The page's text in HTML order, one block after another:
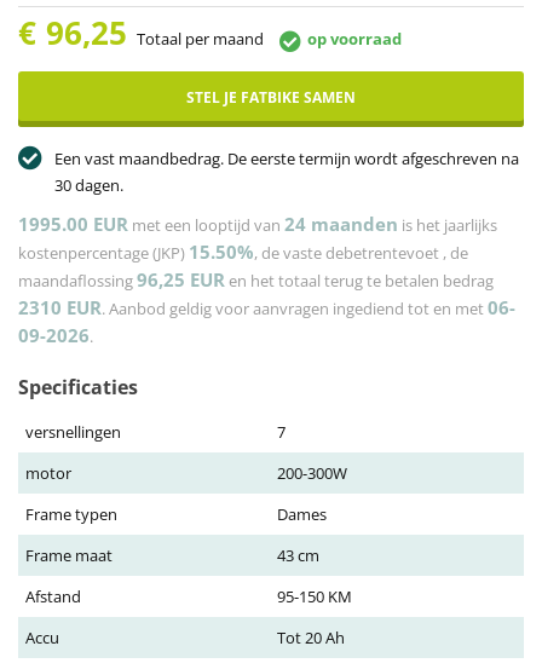
€ 96,25 Totaal per maand op voorraad
STEL JE FATBIKE SAMEN
Een vast maandbedrag. De eerste termijn wordt afgeschreven na
30 dagen.
1995.00 EUR met een looptijd van 24 maanden is het jaarlijks
kostenpercentage (JKP) 15.50%, de vaste debetrentevoet , de
maandaflossing96,25 EURen het totaal terug te betalen bedrag
2310 EUR. Aanbod geldig voor aanvragen ingediend tot en met06-
09-2026.
Specificaties
versnellingen
7
motor
200-300W
Frame typen
Dames
Frame maat
43 cm
Afstand
95-150 KM
Accu
Tot 20 Ah